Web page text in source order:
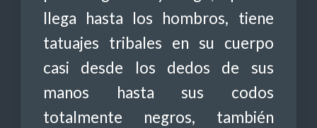
llega hasta los hombros, tiene
tatuajes tribales en su cuerpo
casi desde los dedos de sus
manos hasta sus codos
totalmente negros, también